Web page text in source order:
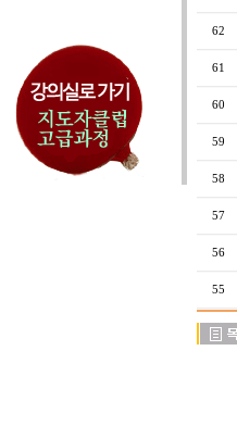
62
61
60
59
58
57
56
55